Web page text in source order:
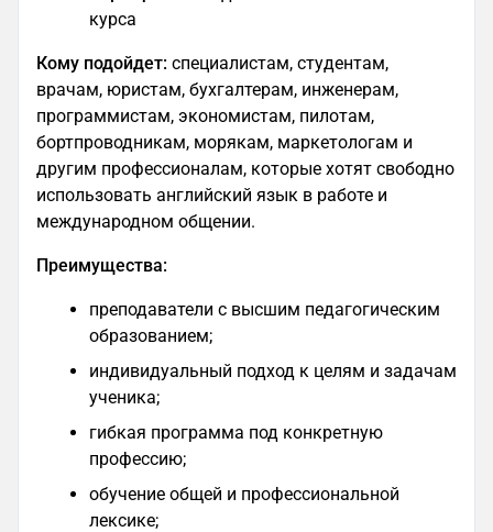
курса
Кому подойдет: специалистам, студентам,
врачам, юристам, бухгалтерам, инженерам,
программистам, экономистам, пилотам,
бортпроводникам, морякам, маркетологам и
другим профессионалам, которые хотят свободно
использовать английский язык в работе и
международном общении.
Преимущества:
преподаватели с высшим педагогическим
образованием;
индивидуальный подход к целям и задачам
ученика;
гибкая программа под конкретную
профессию;
обучение общей и профессиональной
лексике;